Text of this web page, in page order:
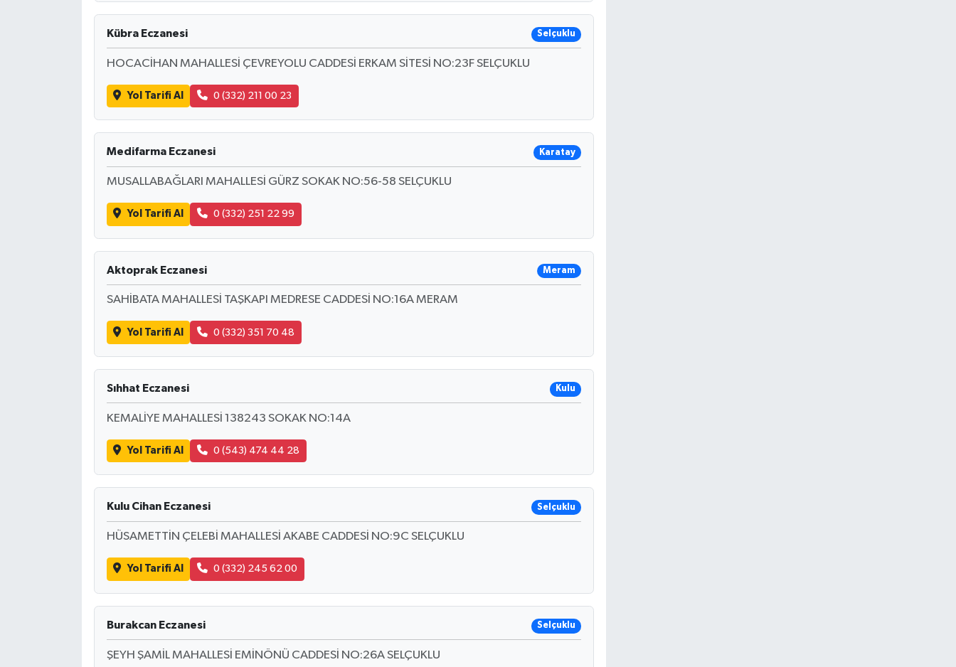
Kübra Eczanesi Selçuklu
HOCACİHAN MAHALLESİ ÇEVREYOLU CADDESİ ERKAM SİTESİ NO:23F SELÇUKLU
Yol Tarifi Al 0 (332) 211 00 23
Medifarma Eczanesi Karatay
MUSALLABAĞLARI MAHALLESİ GÜRZ SOKAK NO:56-58 SELÇUKLU
Yol Tarifi Al 0 (332) 251 22 99
Aktoprak Eczanesi Meram
SAHİBATA MAHALLESİ TAŞKAPI MEDRESE CADDESİ NO:16A MERAM
Yol Tarifi Al 0 (332) 351 70 48
Sıhhat Eczanesi Kulu
KEMALİYE MAHALLESİ 138243 SOKAK NO:14A
Yol Tarifi Al 0 (543) 474 44 28
Kulu Cihan Eczanesi Selçuklu
HÜSAMETTİN ÇELEBİ MAHALLESİ AKABE CADDESİ NO:9C SELÇUKLU
Yol Tarifi Al 0 (332) 245 62 00
Burakcan Eczanesi Selçuklu
ŞEYH ŞAMİL MAHALLESİ EMİNÖNÜ CADDESİ NO:26A SELÇUKLU